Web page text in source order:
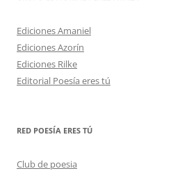
Ediciones Amaniel
Ediciones Azorín
Ediciones Rilke
Editorial Poesía eres tú
RED POESÍA ERES TÚ
Club de poesia